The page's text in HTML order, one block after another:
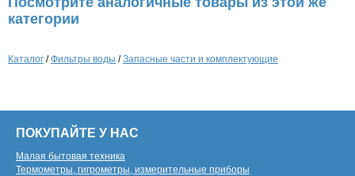
категории
Каталог /Фильтры воды /Запасные части и комплектующие
ПОКУПАЙТЕ У НАС
Малая бытовая техника
Термометры, гигрометры, измерительные приборы